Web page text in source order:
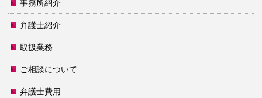
事務所紹介
弁護士紹介
取扱業務
ご相談について
弁護士費用